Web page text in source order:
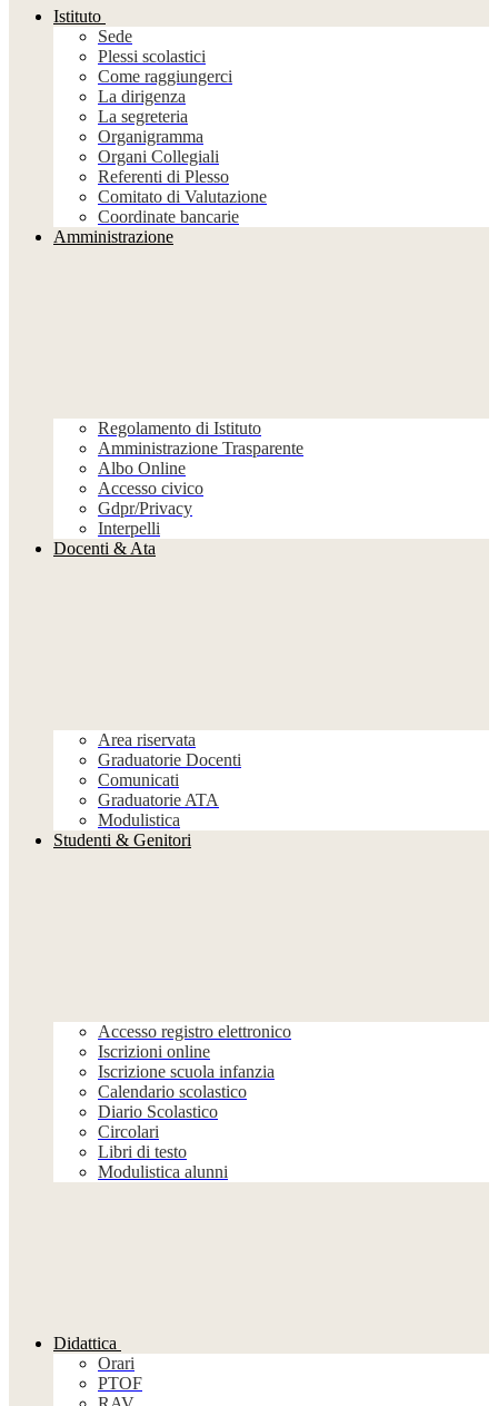
Istituto
Sede
Plessi scolastici
Come raggiungerci
La dirigenza
La segreteria
Organigramma
Organi Collegiali
Referenti di Plesso
Comitato di Valutazione
Coordinate bancarie
Amministrazione
Regolamento di Istituto
Amministrazione Trasparente
Albo Online
Accesso civico
Gdpr/Privacy
Interpelli
Docenti & Ata
Area riservata
Graduatorie Docenti
Comunicati
Graduatorie ATA
Modulistica
Studenti & Genitori
Accesso registro elettronico
Iscrizioni online
Iscrizione scuola infanzia
Calendario scolastico
Diario Scolastico
Circolari
Libri di testo
Modulistica alunni
Didattica
Orari
PTOF